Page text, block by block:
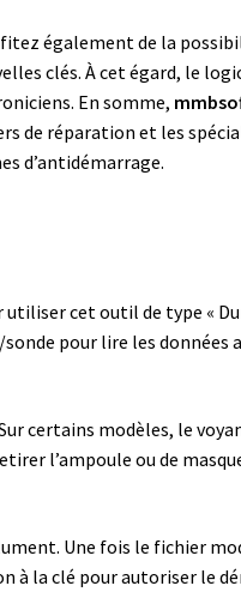
également de la
clés. À cet égard, le
En somme,
de réparation et les
d’antidémarrage.
utiliser cet outil de type «
pour lire les données
certains modèles, le
l’ampoule ou de
Une fois le fichier
à la clé pour autoriser le